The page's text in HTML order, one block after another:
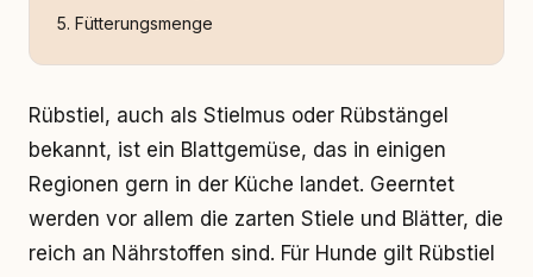
Fütterungsmenge
Rübstiel, auch als Stielmus oder Rübstängel
bekannt, ist ein Blattgemüse, das in einigen
Regionen gern in der Küche landet. Geerntet
werden vor allem die zarten Stiele und Blätter, die
reich an Nährstoffen sind. Für Hunde gilt Rübstiel